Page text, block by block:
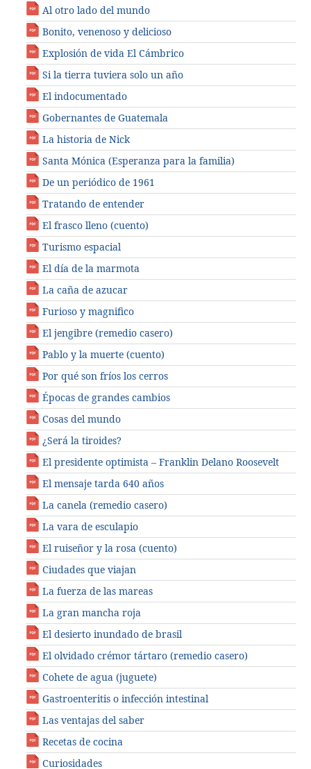
Al otro lado del mundo
Bonito, venenoso y delicioso
Explosión de vida El Cámbrico
Si la tierra tuviera solo un año
El indocumentado
Gobernantes de Guatemala
La historia de Nick
Santa Mónica (Esperanza para la familia)
De un periódico de 1961
Tratando de entender
El frasco lleno (cuento)
Turismo espacial
El día de la marmota
La caña de azucar
Furioso y magnifico
El jengibre (remedio casero)
Pablo y la muerte (cuento)
Por qué son fríos los cerros
Épocas de grandes cambios
Cosas del mundo
¿Será la tiroides?
El presidente optimista – Franklin Delano Roosevelt
El mensaje tarda 640 años
La canela (remedio casero)
La vara de esculapio
El ruiseñor y la rosa (cuento)
Ciudades que viajan
La fuerza de las mareas
La gran mancha roja
El desierto inundado de brasil
El olvidado crémor tártaro (remedio casero)
Cohete de agua (juguete)
Gastroenteritis o infección intestinal
Las ventajas del saber
Recetas de cocina
Curiosidades